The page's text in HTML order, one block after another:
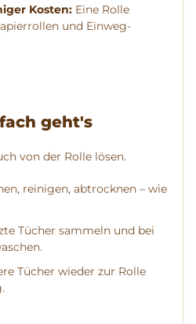
Kosten: Eine Rolle
und Einweg-
geht's
von der Rolle lösen.
reinigen, abtrocknen – wie
Tücher sammeln und bei
Tücher wieder zur Rolle